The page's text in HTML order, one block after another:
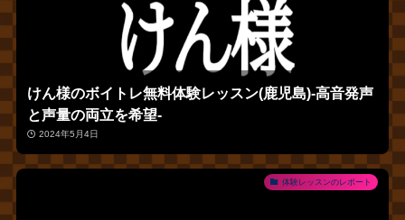
けん様のボイトレ無料体験レッスン(鹿児島)‐高音発声
と声量の両立を希望‐
2024年5月4日
体験レッスンのレポート